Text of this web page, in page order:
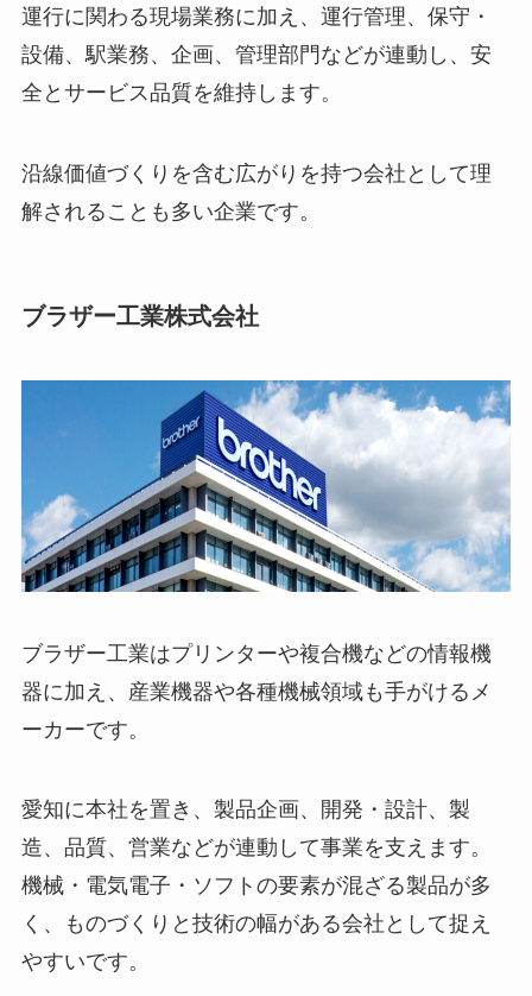
運行に関わる現場業務に加え、運行管理、保守・
設備、駅業務、企画、管理部門などが連動し、安
全とサービス品質を維持します。
沿線価値づくりを含む広がりを持つ会社として理
解されることも多い企業です。
ブラザー工業株式会社
ブラザー工業はプリンターや複合機などの情報機
器に加え、産業機器や各種機械領域も手がけるメ
ーカーです。
愛知に本社を置き、製品企画、開発・設計、製
造、品質、営業などが連動して事業を支えます。
機械・電気電子・ソフトの要素が混ざる製品が多
く、ものづくりと技術の幅がある会社として捉え
やすいです。